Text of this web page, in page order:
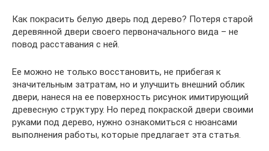
Как покрасить белую дверь под дерево? Потеря старой
деревянной двери своего первоначального вида – не
повод расставания с ней.
Ее можно не только восстановить, не прибегая к
значительным затратам, но и улучшить внешний облик
двери, нанеся на ее поверхность рисунок имитирующий
древесную структуру. Но перед покраской двери своими
руками под дерево, нужно ознакомиться с нюансами
выполнения работы, которые предлагает эта статья.